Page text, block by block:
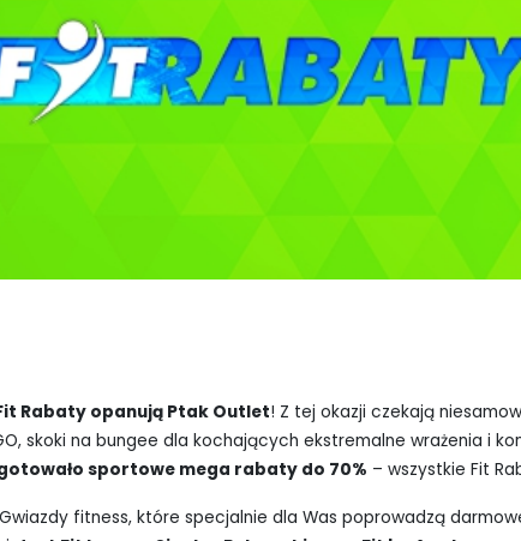
Rabaty opanują Ptak Outlet! Z tej okazji czekają
skoki na bungee dla kochających ekstremalne wrażenia i
sportowe mega rabaty do 70% – wszystkie Fit
fitness, które specjalnie dla Was poprowadzą